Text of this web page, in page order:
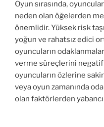
Oyun sırasında,
neden olan öğelerden
önemlidir. Yüksek risk
yoğun ve rahatsız edici
oyuncuların
verme süreçlerini
oyuncuların özlerine
veya oyun zamanında
olan faktörlerden